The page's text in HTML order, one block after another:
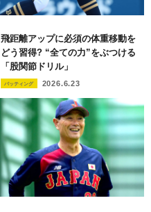
飛距離アップに必須の体重移動を
どう習得? “全ての力”をぶつける
「股関節ドリル」
バッティング 2026.6.23